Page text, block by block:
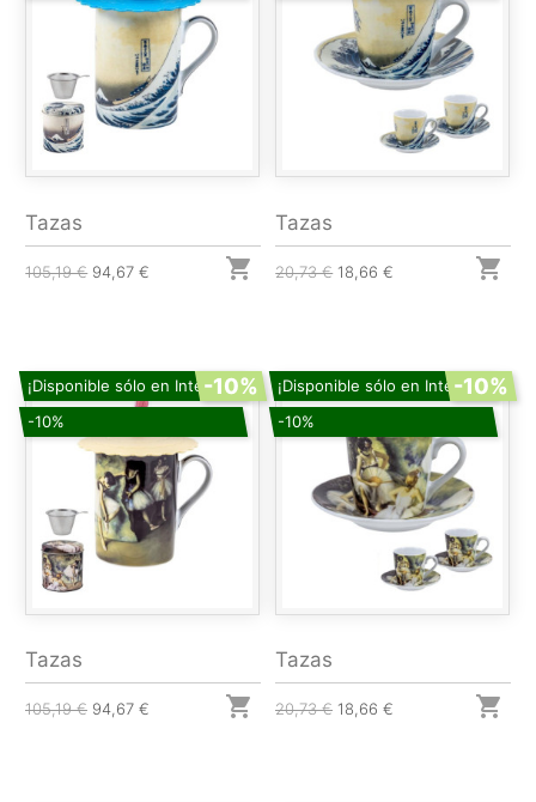
Tazas
105,19 € 94,67 € 
Tazas
20,73 € 18,66 € 
¡Disponible sólo en Internet!
-10%
-10%
Tazas
105,19 € 94,67 € 
¡Disponible sólo en Internet!
-10%
-10%
Tazas
20,73 € 18,66 € 